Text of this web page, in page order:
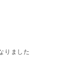
りました